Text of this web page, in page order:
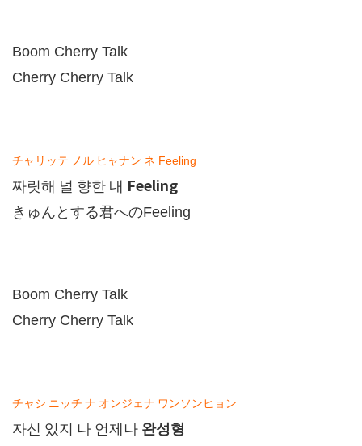
Boom Cherry Talk
Cherry Cherry Talk
チャリッテ ノル ヒャナン ネ Feeling
짜릿해 널 향한 내 Feeling
きゅんとする君へのFeeling
Boom Cherry Talk
Cherry Cherry Talk
チャシ ニッチ ナ オンジェナ ワンソンヒョン
자신 있지 나 언제나 완성형